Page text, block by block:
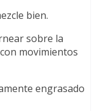
bien.
sobre la
movimientos
engrasado